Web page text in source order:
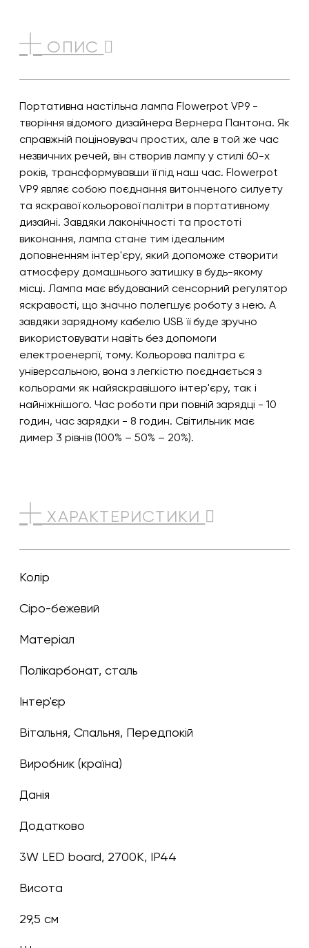
ОПИС
Портативна настільна лампа Flowerpot VP9 -
творіння відомого дизайнера Вернера Пантона. Як
справжній поціновувач простих, але в той же час
незвичних речей, він створив лампу у стилі 60-х
років, трансформувавши її під наш час. Flowerpot
VP9 являє собою поєднання витонченого силуету
та яскравої кольорової палітри в портативному
дизайні. Завдяки лаконічності та простоті
виконання, лампа стане тим ідеальним
доповненням інтер'єру, який допоможе створити
атмосферу домашнього затишку в будь-якому
місці. Лампа має вбудований сенсорний регулятор
яскравості, що значно полегшує роботу з нею. А
завдяки зарядному кабелю USB її буде зручно
використовувати навіть без допомоги
електроенергії, тому. Кольорова палітра є
універсальною, вона з легкістю поєднається з
кольорами як найяскравішого інтер'єру, так і
найніжнішого. Час роботи при повній зарядці - 10
годин, час зарядки - 8 годин. Світильник має
димер 3 рівнів (100% – 50% – 20%).
ХАРАКТЕРИСТИКИ
Колір
сіро-бежевий
Матеріал
Полікарбонат, сталь
Інтер'єр
Вітальня, Спальня, Передпокій
Виробник (країна)
Данія
Додатково
3W LED board, 2700K, IP44
Висота
29,5 см